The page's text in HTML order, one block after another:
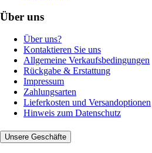
Über uns
Über uns?
Kontaktieren Sie uns
Allgemeine Verkaufsbedingungen
Rückgabe & Erstattung
Impressum
Zahlungsarten
Lieferkosten und Versandoptionen
Hinweis zum Datenschutz
Unsere Geschäfte